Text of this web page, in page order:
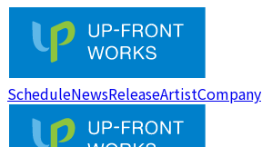
ScheduleNewsReleaseArtistCompany